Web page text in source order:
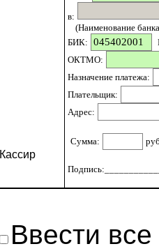
Кассир
в:
(Наименование банка
БИК:
ОКТМО:
Назначение платежа:
Плательщик:
Адрес:
Сумма:
Ввести